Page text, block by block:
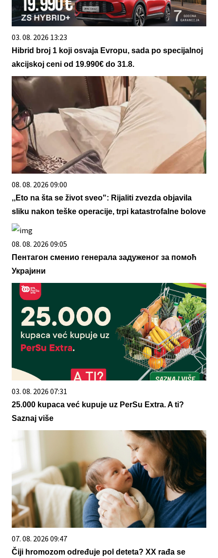
03. 08. 2026 13:23
Hibrid broj 1 koji osvaja Evropu, sada po specijalnoj
akcijskoj ceni od 19.990€ do 31.8.
08. 08. 2026 09:00
,,Eto na šta se život sveo": Rijaliti zvezda objavila
sliku nakon teške operacije, trpi katastrofalne bolove
08. 08. 2026 09:05
Пентагон сменио генерала задуженог за помоћ
Украјини
03. 08. 2026 07:31
25.000 kupaca već kupuje uz PerSu Extra. A ti?
Saznaj više
07. 08. 2026 09:47
Čiji hromozom određuje pol deteta? XX rađa se